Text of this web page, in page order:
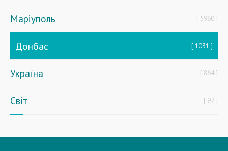
Маріуполь 5960
Донбас 1031
Україна 864
Світ 97